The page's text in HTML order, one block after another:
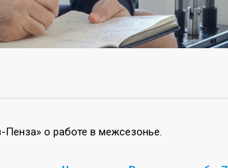
о работе в межсезонье.